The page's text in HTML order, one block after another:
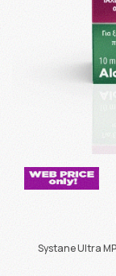
Systane Ultra